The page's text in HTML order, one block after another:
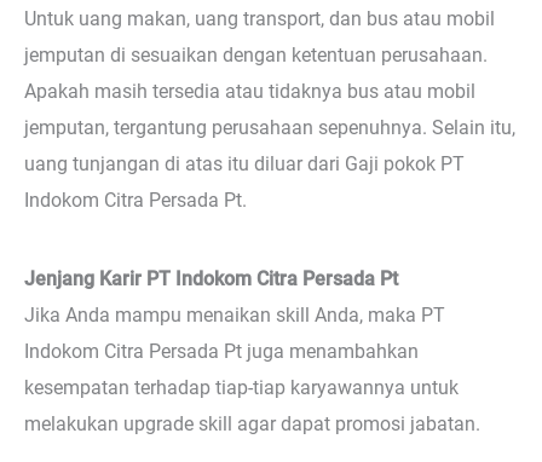
Untuk uang makan, uang transport, dan bus atau mobil
jemputan di sesuaikan dengan ketentuan perusahaan.
Apakah masih tersedia atau tidaknya bus atau mobil
jemputan, tergantung perusahaan sepenuhnya. Selain itu,
uang tunjangan di atas itu diluar dari Gaji pokok PT
Indokom Citra Persada Pt.
Jenjang Karir PT Indokom Citra Persada Pt
Jika Anda mampu menaikan skill Anda, maka PT
Indokom Citra Persada Pt juga menambahkan
kesempatan terhadap tiap-tiap karyawannya untuk
melakukan upgrade skill agar dapat promosi jabatan.